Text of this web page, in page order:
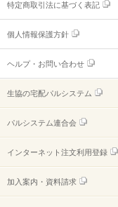
特定商取引法に基づく表記
個人情報保護方針
ヘルプ・お問い合わせ
生協の宅配パルシステム
パルシステム連合会
インターネット注文利用登録
加入案内・資料請求